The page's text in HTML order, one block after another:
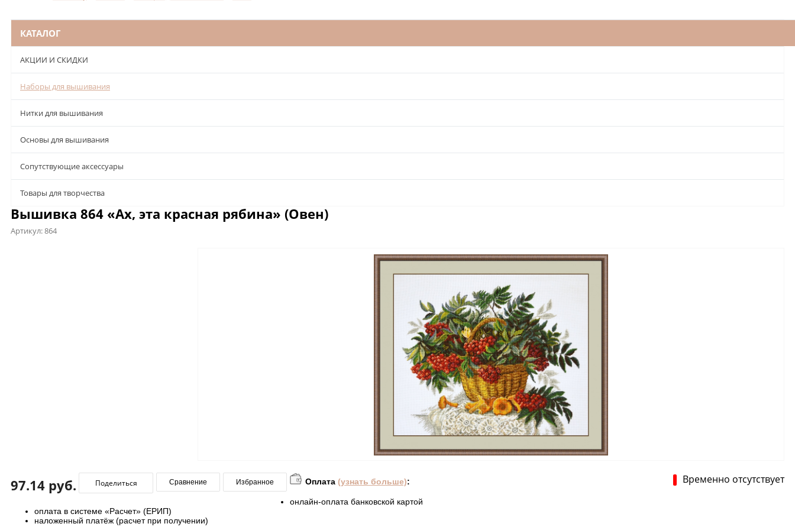
КАТАЛОГ
АКЦИИ И СКИДКИ
Наборы для вышивания
Нитки для вышивания
Основы для вышивания
Сопутствующие аксессуары
Товары для творчества
Вышивка 864 «Ах, эта красная рябина» (Овен)
Артикул:864
Временно отсутствует
97.14 руб. Поделиться Сравнение Избранное Оплата (узнать больше):
онлайн-оплата банковской картой
оплата в системе «Расчет» (ЕРИП)
наложенный платёж (расчет при получении)